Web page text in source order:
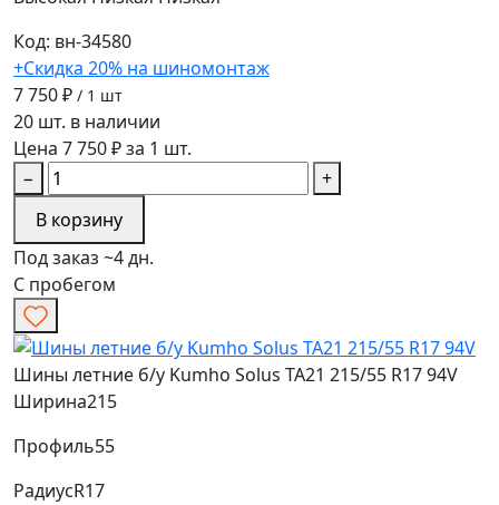
Код: вн-34580
+Скидка 20% на шиномонтаж
7 750 ₽ / 1 шт
20 шт. в наличии
Цена 7 750 ₽ за 1 шт.
−
+
В корзину
Под заказ ~4 дн.
С пробегом
Шины летние б/у Kumho Solus TA21 215/55 R17 94V
Ширина215
Профиль55
РадиусR17